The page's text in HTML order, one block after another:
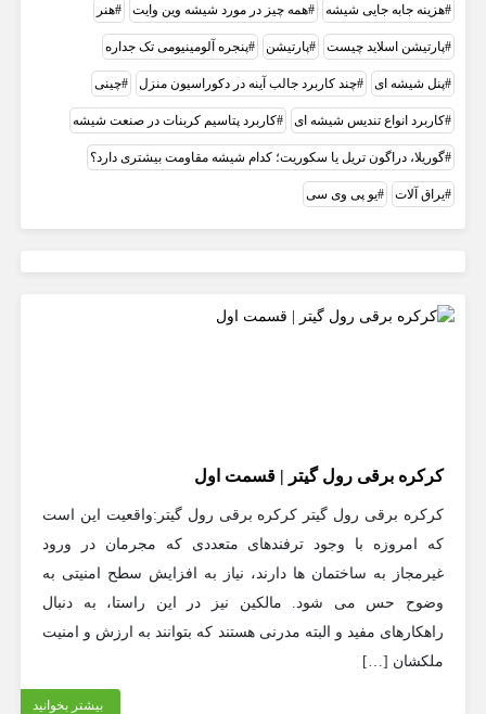
هزینه جابه جایی شیشه همه چيز در مورد شيشه وين وايت هنر
پارتيشن اسلايد چيست پارتیشن پنجره آلومینیومی تک جداره
پنل شیشه ای چند کاربرد جالب آینه در دکوراسیون منزل چینی
کاربرد انواع تندیس شیشه ای کاربرد پتاسیم کربنات در صنعت شیشه
گوریلا، دراگون تریل یا سکوریت؛ کدام شیشه مقاومت بیشتری دارد؟
یراق آلات یو پی وی سی
کرکره برقی رول گیتر | قسمت اول
کرکره برقی رول گیتر کرکره برقی رول گیتر:واقعیت این است
که امروزه با وجود ترفندهای متعددی که مجرمان در ورود
غیرمجاز به ساختمان ها دارند، نیاز به افزایش سطح امنیتی به
وضوح حس می شود. مالکین نیز در این راستا، به دنبال
راهکارهای مفید و البته مدرنی هستند که بتوانند به ارزش و امنیت
ملکشان […]
بیشتر بخوانید